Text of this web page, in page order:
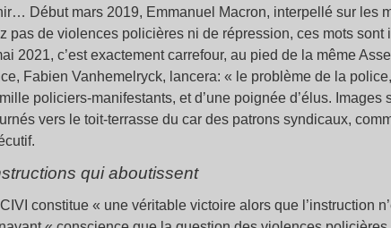
Début mars 2019, Emmanuel Macron, interpellé sur les
pas de violences policières ni de répression, ces mots sont
2021, c’est exactement carrefour, au pied de la même
Fabien Vanhemelryck, lancera: « le problème de la
policiers-manifestants, et d’une poignée d’élus. Images
vers le toit-terrasse du car des patrons syndicaux,
qui aboutissent
constitue « une véritable victoire alors que l’instruction